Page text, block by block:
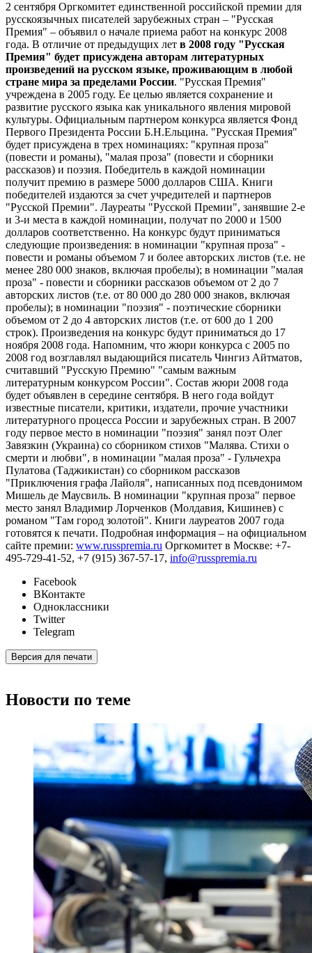
2 сентября Оргкомитет единственной российской премии для
русскоязычных писателей зарубежных стран – "Русская
Премия" – объявил о начале приема работ на конкурс 2008
года. В отличие от предыдущих лет в 2008 году "Русская
Премия" будет присуждена авторам литературных
произведений на русском языке, проживающим в любой
стране мира за пределами России. "Русская Премия"
учреждена в 2005 году. Ее целью является сохранение и
развитие русского языка как уникального явления мировой
культуры. Официальным партнером конкурса является Фонд
Первого Президента России Б.Н.Ельцина. "Русская Премия"
будет присуждена в трех номинациях: "крупная проза"
(повести и романы), "малая проза" (повести и сборники
рассказов) и поэзия. Победитель в каждой номинации
получит премию в размере 5000 долларов США. Книги
победителей издаются за счет учредителей и партнеров
"Русской Премии". Лауреаты "Русской Премии", занявшие 2-е
и 3-и места в каждой номинации, получат по 2000 и 1500
долларов соответственно. На конкурс будут приниматься
следующие произведения: в номинации "крупная проза" -
повести и романы объемом 7 и более авторских листов (т.е. не
менее 280 000 знаков, включая пробелы); в номинации "малая
проза" - повести и сборники рассказов объемом от 2 до 7
авторских листов (т.е. от 80 000 до 280 000 знаков, включая
пробелы); в номинации "поэзия" - поэтические сборники
объемом от 2 до 4 авторских листов (т.е. от 600 до 1 200
строк). Произведения на конкурс будут приниматься до 17
ноября 2008 года. Напомним, что жюри конкурса с 2005 по
2008 год возглавлял выдающийся писатель Чингиз Айтматов,
считавший "Русскую Премию" "самым важным
литературным конкурсом России". Состав жюри 2008 года
будет объявлен в середине сентября. В него года войдут
известные писатели, критики, издатели, прочие участники
литературного процесса России и зарубежных стран. В 2007
году первое место в номинации "поэзия" занял поэт Олег
Завязкин (Украина) со сборником стихов "Малява. Стихи о
смерти и любви", в номинации "малая проза" - Гульчехра
Пулатова (Таджикистан) со сборником рассказов
"Приключения графа Лайоля", написанных под псевдонимом
Мишель де Маусвиль. В номинации "крупная проза" первое
место занял Владимир Лорченков (Молдавия, Кишинев) с
романом "Там город золотой". Книги лауреатов 2007 года
готовятся к печати. Подробная информация – на официальном
сайте премии: www.russpremia.ru Оргкомитет в Москве: +7-
495-729-41-52, +7 (915) 367-57-17, info@russpremia.ru
Facebook
ВКонтакте
Одноклассники
Twitter
Telegram
Версия для печати
Новости по теме